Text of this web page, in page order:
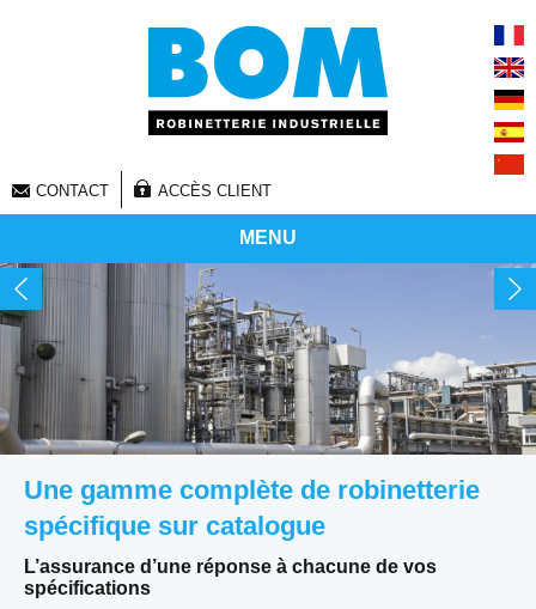
CONTACT ACCÈS CLIENT
MENU
Vous êtes ici
Une gamme complète de robinetterie
spécifique sur catalogue
L’assurance d’une réponse à chacune de vos
spécifications